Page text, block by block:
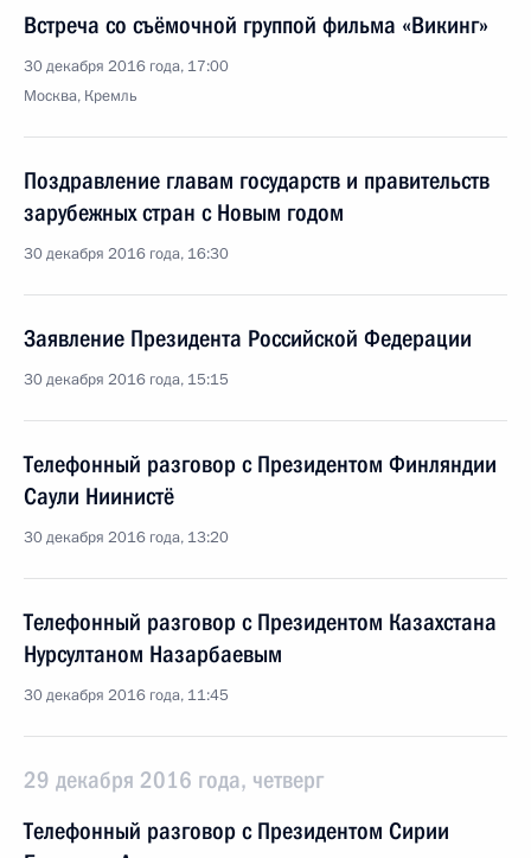
Встреча со съёмочной группой фильма «Викинг»
30 декабря 2016 года, 17:00
Москва, Кремль
Поздравление главам государств и правительств
зарубежных стран с Новым годом
30 декабря 2016 года, 16:30
Заявление Президента Российской Федерации
30 декабря 2016 года, 15:15
Телефонный разговор с Президентом Финляндии
Саули Ниинистё
30 декабря 2016 года, 13:20
Телефонный разговор с Президентом Казахстана
Нурсултаном Назарбаевым
30 декабря 2016 года, 11:45
29 декабря 2016 года, четверг
Телефонный разговор с Президентом Сирии